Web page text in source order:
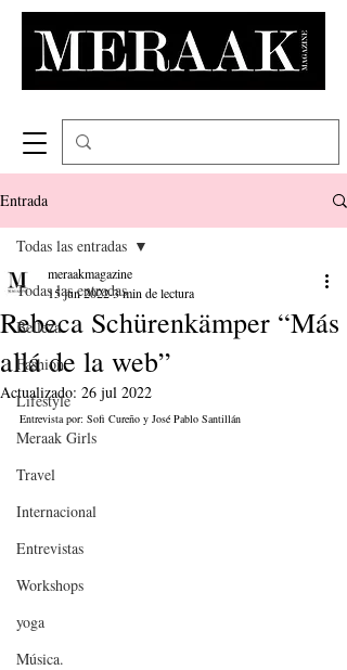
Entrada
Todas las entradas
Belleza
Fashion
Lifestyle
Meraak Girls
Travel
Internacional
Entrevistas
Workshops
yoga
Música.
Todas las entradas
Rebeca Schürenkämper “Más
allá de la web”
meraakmagazine
15 jun 20223 min de lectura
Actualizado: 26 jul 2022
Entrevista por: Sofi Cureño y José Pablo Santillán